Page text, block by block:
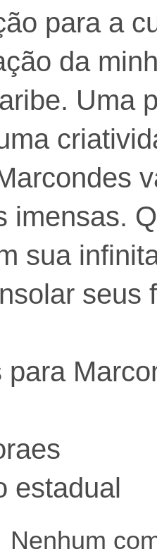
para a
da
Uma
imensas.
sua
seus
para
estadual
Nenhum